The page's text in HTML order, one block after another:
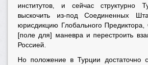
институтов, и сейчас структурно
выскочить из-под Соединенных
юрисдикцию Глобального Предиктора,
[поле для] маневра и перестроить
Россией.
Но положение в Турции достаточно